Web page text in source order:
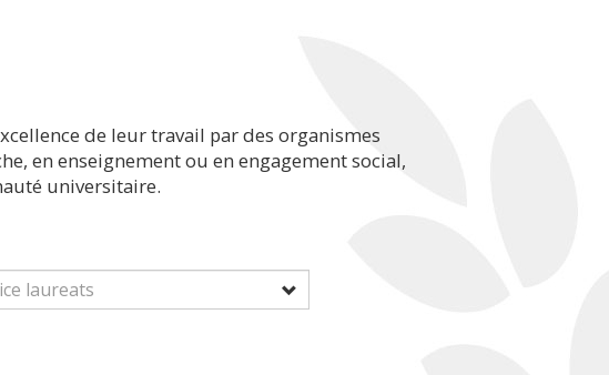
de leur travail par des organismes
en enseignement ou en engagement social,
universitaire.